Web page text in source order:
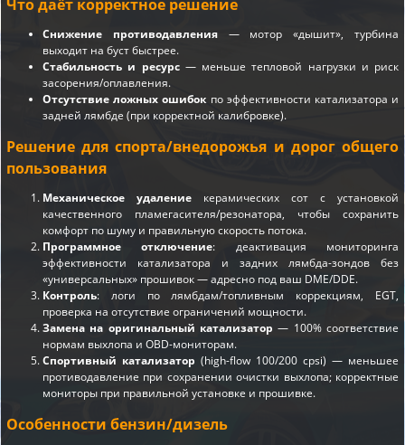
Что даёт корректное решение
Снижение противодавления— мотор «дышит», турбина
выходит на буст быстрее.
Стабильность и ресурс— меньше тепловой нагрузки и риск
засорения/оплавления.
Отсутствие ложных ошибок по эффективности катализатора и
задней лямбде (при корректной калибровке).
Решение для спорта/внедорожья и дорог общего
пользования
Механическое удаление керамических сот с установкой
качественного пламегасителя/резонатора, чтобы сохранить
комфорт по шуму и правильную скорость потока.
Программное отключение: деактивация мониторинга
эффективности катализатора и задних лямбда-зондов без
«универсальных» прошивок — адресно под ваш DME/DDE.
Контроль: логи по лямбдам/топливным коррекциям, EGT,
проверка на отсутствие ограничений мощности.
Замена на оригинальный катализатор — 100% соответствие
нормам выхлопа и OBD-мониторам.
Спортивный катализатор (high-flow 100/200 cpsi) — меньшее
противодавление при сохранении очистки выхлопа; корректные
мониторы при правильной установке и прошивке.
Особенности бензин/дизель